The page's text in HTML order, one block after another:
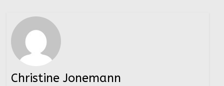
Christine Jonemann